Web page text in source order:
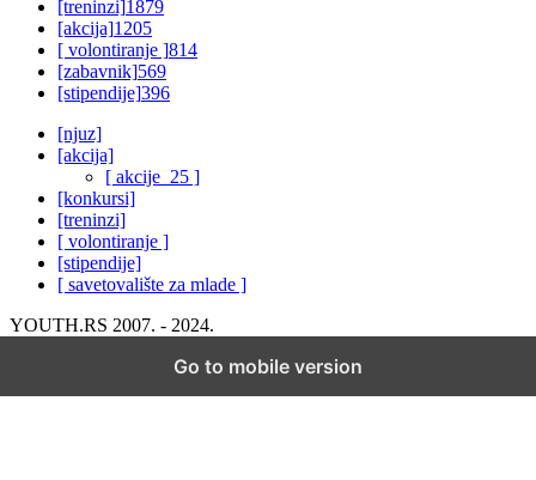
[treninzi]1879
[akcija]1205
[ volontiranje ]814
[zabavnik]569
[stipendije]396
[njuz]
[akcija]
[ akcije_25 ]
[konkursi]
[treninzi]
[ volontiranje ]
[stipendije]
[ savetovalište za mlade ]
YOUTH.RS 2007. - 2024.
Go to mobile version